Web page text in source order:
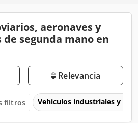
aeronaves y
segunda mano en
Relevancia
filtros Vehículos industriales y